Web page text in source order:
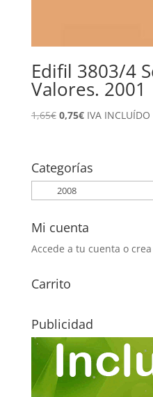
Edifil 3803/4
Valores. 2001
1,65€ El
1,65€.
0,75€El
0,75€.
IVA INCLUÍDO
Categorías
Mi cuenta
Accede a tu cuenta o
Carrito
Publicidad